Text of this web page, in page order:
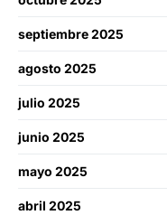
septiembre 2025
agosto 2025
julio 2025
junio 2025
mayo 2025
abril 2025